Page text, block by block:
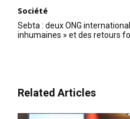
Société
Sebta : deux ONG
inhumaines » et des retours
Related Articles